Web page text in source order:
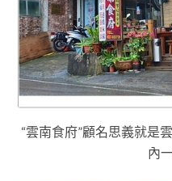
“雲南食府”顧名思義就是
內